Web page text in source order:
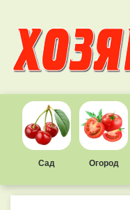
Сад Огород